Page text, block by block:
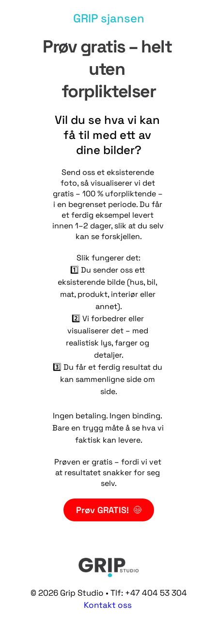
GRIP sjansen
Prøv gratis – helt
uten
forpliktelser
Vil du se hva vi kan
få til med ett av
dine bilder?
Send oss et eksisterende
foto, så visualiserer vi det
gratis – 100 % uforpliktende –
i en begrenset periode. Du får
et ferdig eksempel levert
innen 1–2 dager, slik at du selv
kan se forskjellen.
Slik fungerer det:
1️⃣ Du sender oss ett
eksisterende bilde (hus, bil,
mat, produkt, interiør eller
annet).
2️⃣ Vi forbedrer eller
visualiserer det – med
realistisk lys, farger og
detaljer.
3️⃣ Du får et ferdig resultat du
kan sammenligne side om
side.
Ingen betaling. Ingen binding.
Bare en trygg måte å se hva vi
faktisk kan levere.
Prøven er gratis – fordi vi vet
at resultatet snakker for seg
selv.
Prøv GRATIS!
© 2026 Grip Studio • Tlf: +47 404 53 304
Kontakt oss